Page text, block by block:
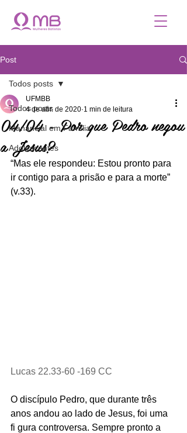
Post
Todos posts
Manancial em Família
Adolescentes
Todos posts
04/04 - Por que Pedro negou
a Jesus?
UFMBB
4 de abr. de 2020 1 min de leitura
“Mas ele respondeu: Estou pronto para
ir contigo para a prisão e para a morte”
(v.33).
Lucas 22.33-60 -169 CC
O discípulo Pedro, que durante três
anos andou ao lado de Jesus, foi uma
fi gura controversa. Sempre pronto a